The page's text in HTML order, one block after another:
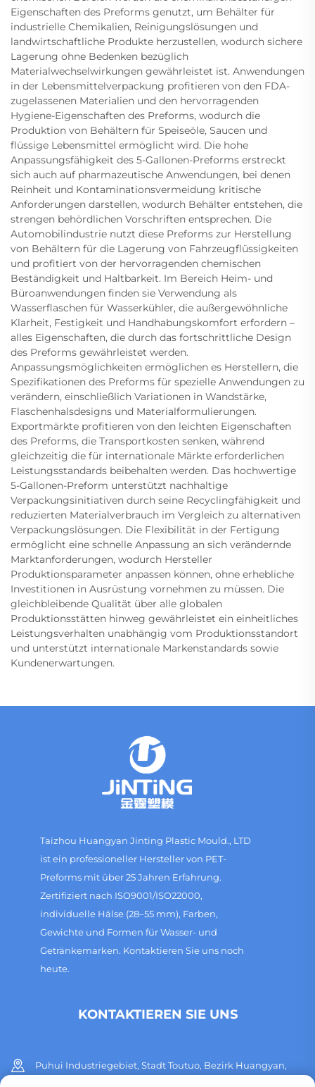
Eigenschaften des Preforms genutzt, um Behälter für
industrielle Chemikalien, Reinigungslösungen und
landwirtschaftliche Produkte herzustellen, wodurch sichere
Lagerung ohne Bedenken bezüglich
Materialwechselwirkungen gewährleistet ist. Anwendungen
in der Lebensmittelverpackung profitieren von den FDA-
zugelassenen Materialien und den hervorragenden
Hygiene-Eigenschaften des Preforms, wodurch die
Produktion von Behältern für Speiseöle, Saucen und
flüssige Lebensmittel ermöglicht wird. Die hohe
Anpassungsfähigkeit des 5-Gallonen-Preforms erstreckt
sich auch auf pharmazeutische Anwendungen, bei denen
Reinheit und Kontaminationsvermeidung kritische
Anforderungen darstellen, wodurch Behälter entstehen, die
strengen behördlichen Vorschriften entsprechen. Die
Automobilindustrie nutzt diese Preforms zur Herstellung
von Behältern für die Lagerung von Fahrzeugflüssigkeiten
und profitiert von der hervorragenden chemischen
Beständigkeit und Haltbarkeit. Im Bereich Heim- und
Büroanwendungen finden sie Verwendung als
Wasserflaschen für Wasserkühler, die außergewöhnliche
Klarheit, Festigkeit und Handhabungskomfort erfordern –
alles Eigenschaften, die durch das fortschrittliche Design
des Preforms gewährleistet werden.
Anpassungsmöglichkeiten ermöglichen es Herstellern, die
Spezifikationen des Preforms für spezielle Anwendungen zu
verändern, einschließlich Variationen in Wandstärke,
Flaschenhalsdesigns und Materialformulierungen.
Exportmärkte profitieren von den leichten Eigenschaften
des Preforms, die Transportkosten senken, während
gleichzeitig die für internationale Märkte erforderlichen
Leistungsstandards beibehalten werden. Das hochwertige
5-Gallonen-Preform unterstützt nachhaltige
Verpackungsinitiativen durch seine Recyclingfähigkeit und
reduzierten Materialverbrauch im Vergleich zu alternativen
Verpackungslösungen. Die Flexibilität in der Fertigung
ermöglicht eine schnelle Anpassung an sich verändernde
Marktanforderungen, wodurch Hersteller
Produktionsparameter anpassen können, ohne erhebliche
Investitionen in Ausrüstung vornehmen zu müssen. Die
gleichbleibende Qualität über alle globalen
Produktionsstätten hinweg gewährleistet ein einheitliches
Leistungsverhalten unabhängig vom Produktionsstandort
und unterstützt internationale Markenstandards sowie
Kundenerwartungen.
Taizhou Huangyan Jinting Plastic Mould., LTD
ist ein professioneller Hersteller von PET-
Preforms mit über 25 Jahren Erfahrung.
Zertifiziert nach ISO9001/ISO22000,
individuelle Hälse (28–55 mm), Farben,
Gewichte und Formen für Wasser- und
Getränkemarken. Kontaktieren Sie uns noch
heute.
KONTAKTIEREN SIE UNS
Puhui Industriegebiet, Stadt Toutuo, Bezirk Huangyan,